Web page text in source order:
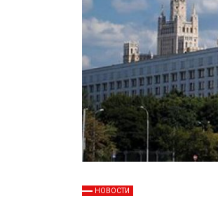
НОВОСТИ